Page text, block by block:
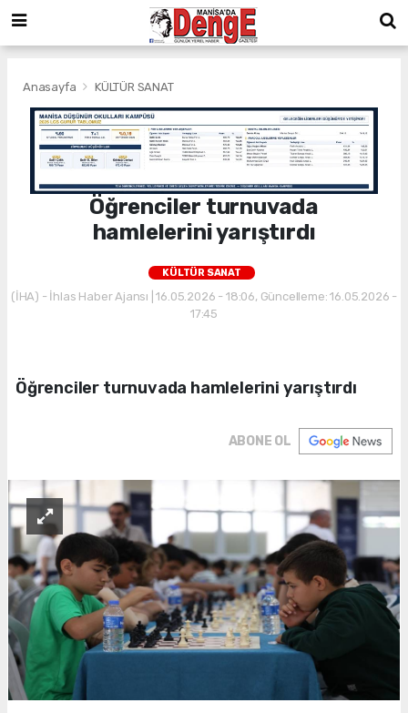
Anasayfa KÜLTÜR SANAT
Öğrenciler turnuvada
hamlelerini yarıştırdı
KÜLTÜR SANAT
(İHA) - İhlas Haber Ajansı | 16.05.2026 - 18:06, Güncelleme: 16.05.2026 -
17:45
Öğrenciler turnuvada hamlelerini yarıştırdı
ABONE OL